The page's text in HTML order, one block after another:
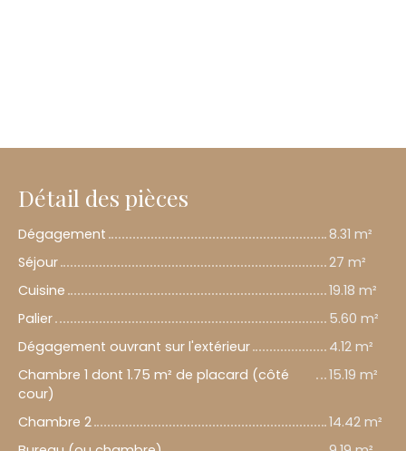
Détail des pièces
Dégagement
8.31 m²
Séjour
27 m²
Cuisine
19.18 m²
Palier
5.60 m²
Dégagement ouvrant sur l'extérieur
4.12 m²
Chambre 1 dont 1.75 m² de placard (côté
cour)
15.19 m²
Chambre 2
14.42 m²